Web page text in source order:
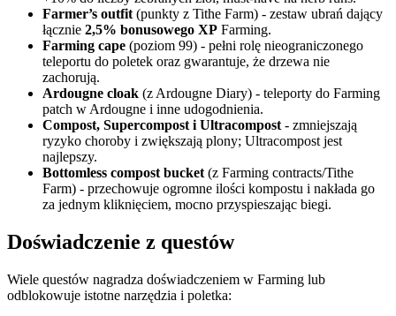
Farmer’s outfit (punkty z Tithe Farm) - zestaw ubrań dający
łącznie 2,5% bonusowego XP Farming.
Farming cape (poziom 99) - pełni rolę nieograniczonego
teleportu do poletek oraz gwarantuje, że drzewa nie
zachorują.
Ardougne cloak (z Ardougne Diary) - teleporty do Farming
patch w Ardougne i inne udogodnienia.
Compost, Supercompost i Ultracompost - zmniejszają
ryzyko choroby i zwiększają plony; Ultracompost jest
najlepszy.
Bottomless compost bucket (z Farming contracts/Tithe
Farm) - przechowuje ogromne ilości kompostu i nakłada go
za jednym kliknięciem, mocno przyspieszając biegi.
Doświadczenie z questów
Wiele questów nagradza doświadczeniem w Farming lub
odblokowuje istotne narzędzia i poletka: